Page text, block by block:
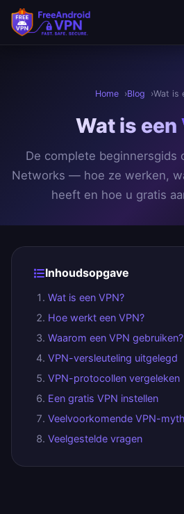
Ga naar hoofdinhoud
Home Blog Wat is
Wat is een
De complete beginnersgids
Networks — hoe ze werken,
heeft en hoe u gratis
Inhoudsopgave
Wat is een VPN?
Hoe werkt een VPN?
Waarom een VPN gebruiken?
VPN-versleuteling uitgelegd
VPN-protocollen vergeleken
Een gratis VPN instellen
Veelvoorkomende VPN-
Veelgestelde vragen